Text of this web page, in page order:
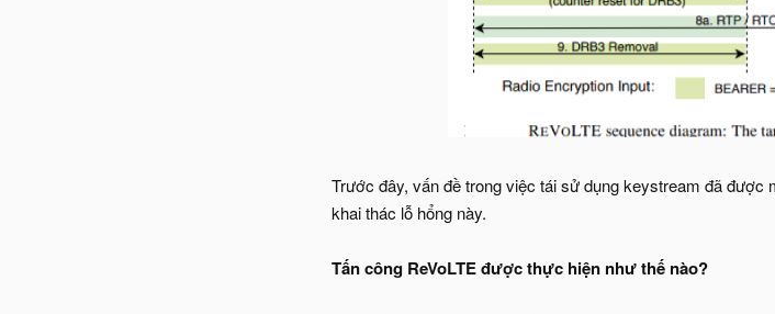
Trước đây, vấn đề trong việc tái sử dụng keystream đã được
khai thác lỗ hổng này.
Tấn công ReVoLTE được thực hiện như thế nào?